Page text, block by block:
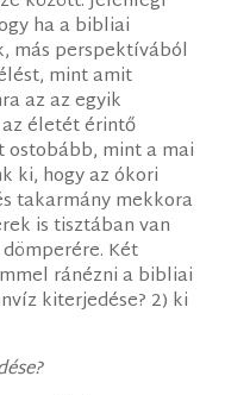
ha a bibliai
más perspektívából
mint amit
az az egyik
életét érintő
mint a mai
ki, hogy az ókori
takarmány mekkora
is tisztában van
Két
ránézni a bibliai
kiterjedése? 2) ki